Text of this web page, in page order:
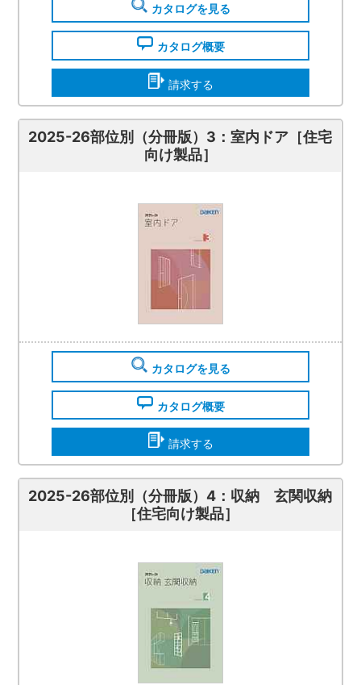
カタログを見る
カタログ概要
請求する
2025-26部位別（分冊版）3：室内ドア［住宅
向け製品］
カタログを見る
カタログ概要
請求する
2025-26部位別（分冊版）4：収納 玄関収納
［住宅向け製品］